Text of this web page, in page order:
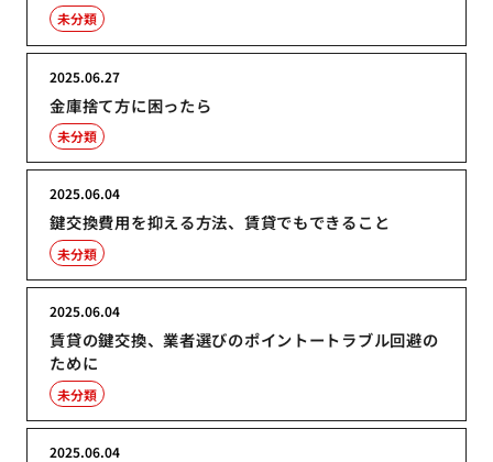
未分類
金庫捨て方に困ったら
2025.06.27
未分類
鍵交換費用を抑える方法、賃貸でもできること
2025.06.04
未分類
賃貸の鍵交換、業者選びのポイントートラブル回避の
ために
2025.06.04
未分類
2025.06.04